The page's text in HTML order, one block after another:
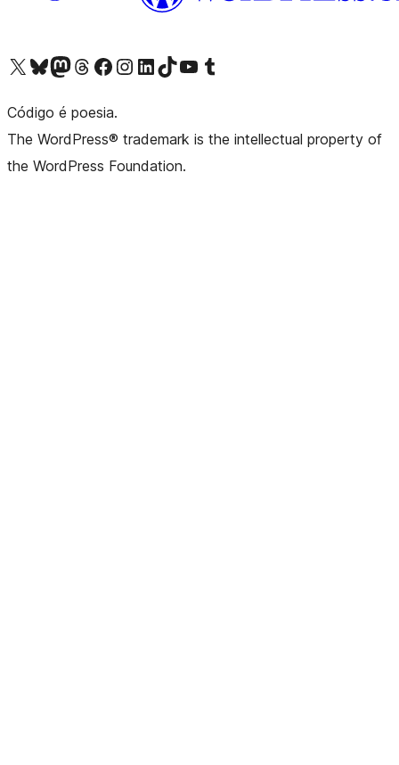
Visite a nossa conta X (antigo Twitter)
Visit our Bluesky account
Visit our Mastodon account
Visit our Threads account
Visite a nossa página do Facebook
Visite a nossa conta no Instagram
Visite a nossa conta no LinkedIn
Visit our TikTok account
Visit our YouTube channel
Visit our Tumblr account
Código é poesia.
The WordPress® trademark is the intellectual property of
the WordPress Foundation.